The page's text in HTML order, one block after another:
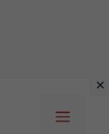
Menu